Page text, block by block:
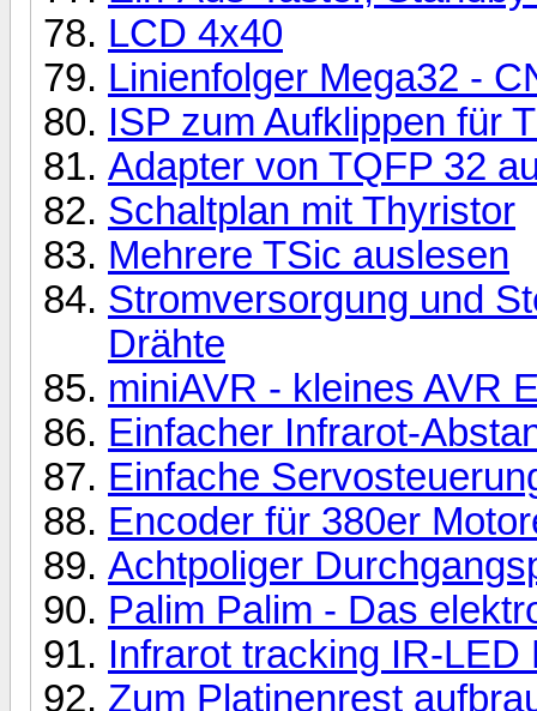
LCD 4x40
Linienfolger Mega32 -
ISP zum Aufklippen für
Adapter von TQFP 32
Schaltplan mit Thyristor
Mehrere TSic auslesen
Stromversorgung und
Drähte
miniAVR - kleines AVR
Einfacher Infrarot-
Einfache
Encoder für 380er
Achtpoliger
Palim Palim - Das
Infrarot tracking IR-
Zum Platinenrest